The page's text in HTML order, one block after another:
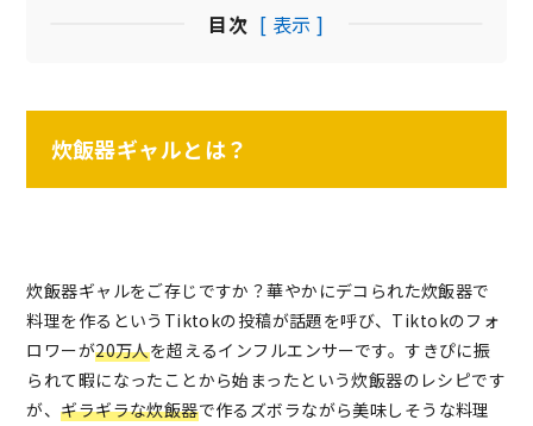
目次 [ 表示 ]
炊飯器ギャルとは？
炊飯器ギャルをご存じですか？華やかにデコられた炊飯器で
料理を作るというTiktokの投稿が話題を呼び、Tiktokのフォ
ロワーが20万人を超えるインフルエンサーです。すきぴに振
られて暇になったことから始まったという炊飯器のレシピです
が、ギラギラな炊飯器で作るズボラながら美味しそうな料理